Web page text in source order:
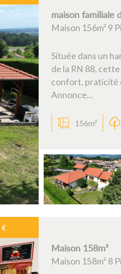
maison familiale
Maison 156m² 9
Située dans un
de la RN 88,
confort, praticité
Annonce...
156m²
€
Maison 158m²
Maison 158m² 8